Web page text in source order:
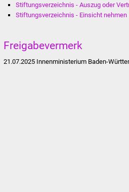
Stiftungsverzeichnis - Auszug oder
Stiftungsverzeichnis - Einsicht nehmen
Freigabevermerk
21.07.2025 Innenministerium Baden-